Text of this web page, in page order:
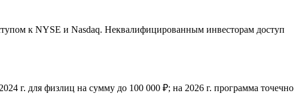
к NYSE и Nasdaq. Неквалифицированным инвесторам доступ
г. для физлиц на сумму до 100 000 ₽; на 2026 г. программа точечно